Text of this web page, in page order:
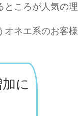
ところが人気の理
オネエ系のお客様
に